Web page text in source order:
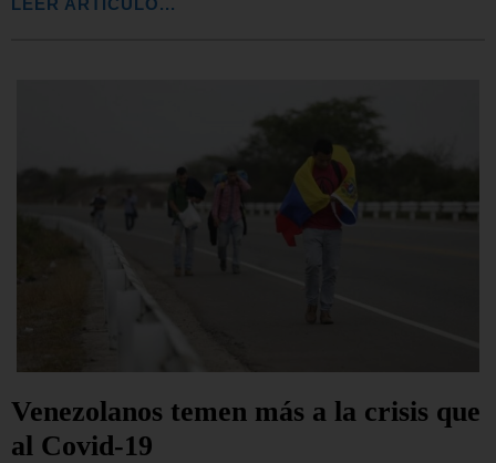
LEER ARTÍCULO...
Venezolanos temen más a la crisis que
al Covid-19